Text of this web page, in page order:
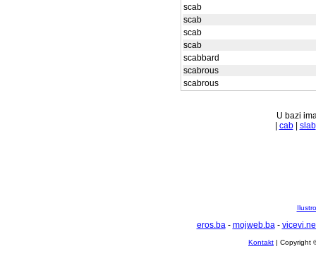
scab
scab
scab
scab
scabbard
scabrous
scabrous
U bazi
cab| slab
eros.ba- mojweb.ba-
Kontakt | Copyright